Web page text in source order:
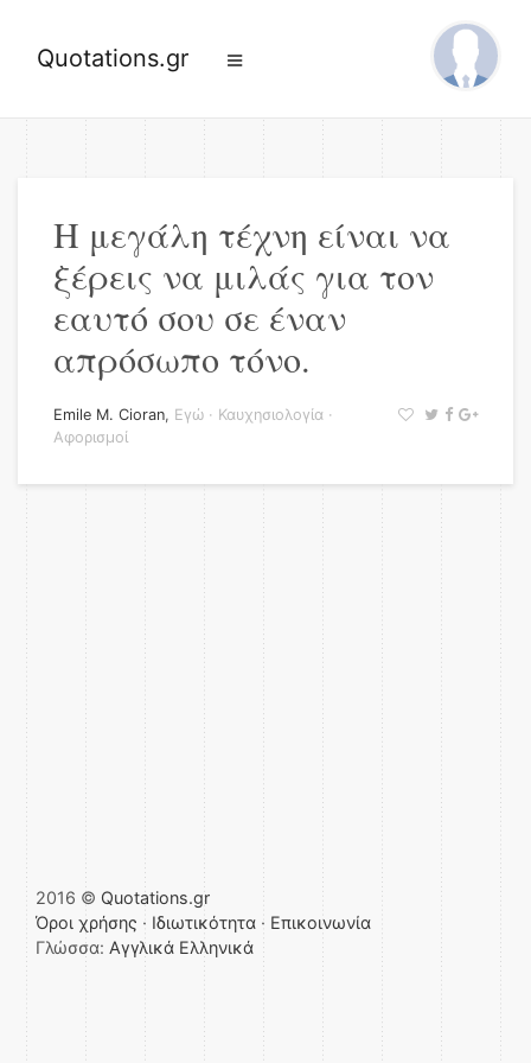
Quotations.gr
Η μεγάλη τέχνη είναι να
ξέρεις να μιλάς για τον
εαυτό σου σε έναν
απρόσωπο τόνο.
Emile M. Cioran, Εγώ · Καυχησιολογία ·
Αφορισμοί
2016 © Quotations.gr
Όροι χρήσης · Ιδιωτικότητα · Επικοινωνία
Γλώσσα: Αγγλικά Ελληνικά